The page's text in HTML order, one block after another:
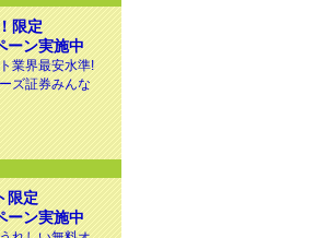
限定
ーン実施中
業界最安水準!
ズ証券みんな
限定
ーン実施中